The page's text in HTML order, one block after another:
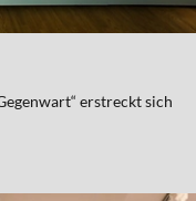
erstreckt sich